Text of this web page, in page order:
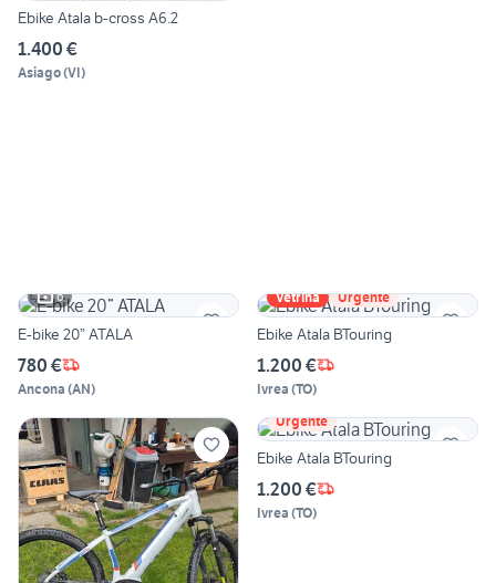
Ebike Atala b-cross A6.2
1.400 €
Asiago(VI)
6
E-bike 20” ATALA
780 €
Ancona (AN)
Vetrina Urgente
Ebike Atala BTouring
1.200 €
Ivrea (TO)
Urgente
Ebike Atala BTouring
1.200 €
Ivrea (TO)